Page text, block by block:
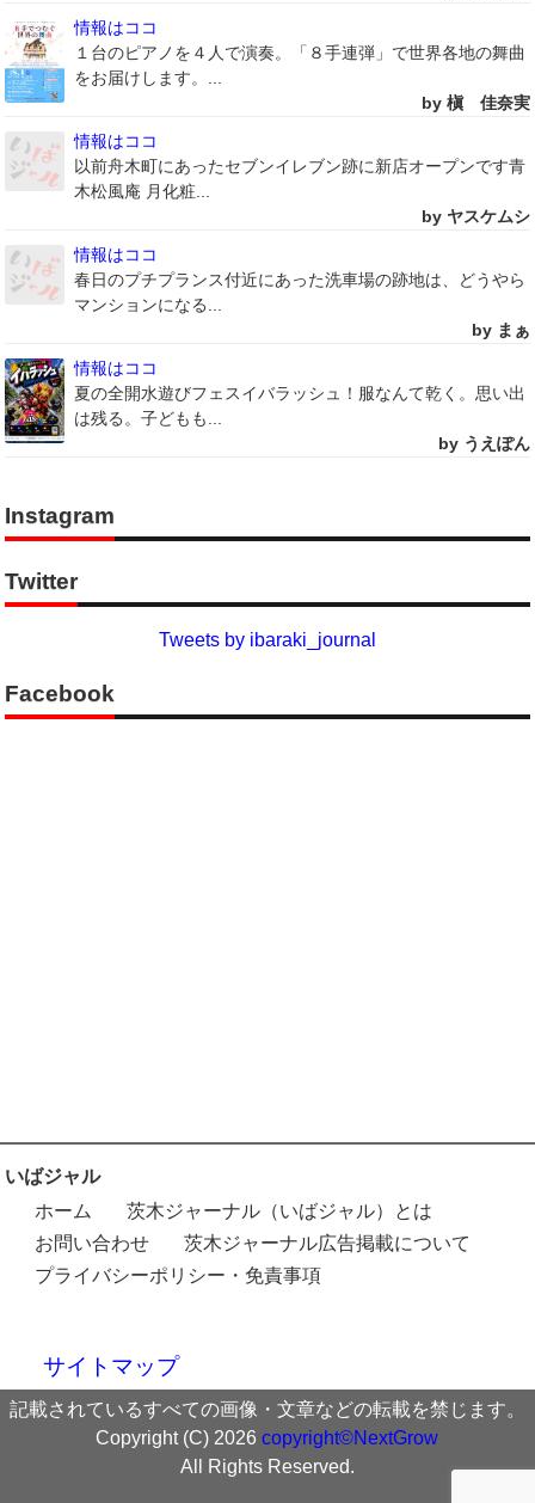
情報はココ
１台のピアノを４人で演奏。「８手連弾」で世界各地の舞曲
をお届けします。...
by 槇 佳奈実
情報はココ
以前舟木町にあったセブンイレブン跡に新店オープンです青
木松風庵 月化粧...
by ヤスケムシ
情報はココ
春日のプチプランス付近にあった洗車場の跡地は、どうやら
マンションになる...
by まぁ
情報はココ
夏の全開水遊びフェスイバラッシュ！服なんて乾く。思い出
は残る。子どもも...
by うえぽん
Instagram
Twitter
Tweets by ibaraki_journal
Facebook
いばジャル
ホーム
茨木ジャーナル（いばジャル）とは
お問い合わせ
茨木ジャーナル広告掲載について
プライバシーポリシー・免責事項
サイトマップ
記載されているすべての画像・文章などの転載を禁じます。
Copyright (C) 2026copyright©NextGrow
All Rights Reserved.